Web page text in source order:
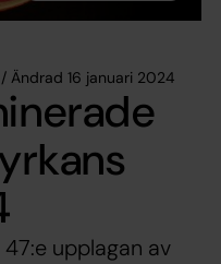
Ändrad 16 januari 2024
upplagan av